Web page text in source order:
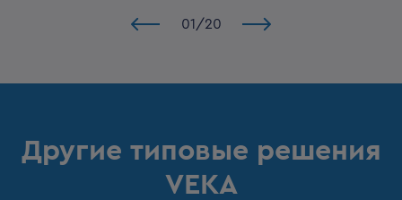
01 /20
Другие типовые решения
VEKA